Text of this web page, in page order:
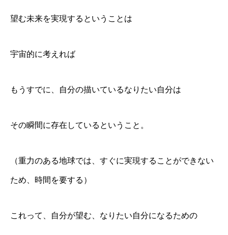
望む未来を実現するということは
宇宙的に考えれば
もうすでに、自分の描いているなりたい自分は
その瞬間に存在しているということ。
（重力のある地球では、すぐに実現することができない
ため、時間を要する）
これって、自分が望む、なりたい自分になるための